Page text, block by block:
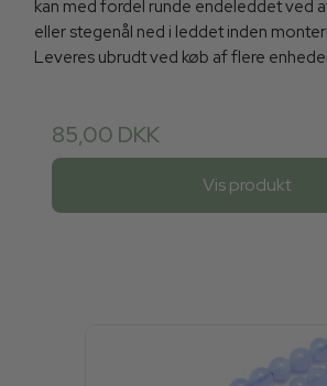
kan med fordel runde endeleddet ved
eller stegenål ned i leddet inden
Leveres ubrudt ved køb af flere
85,00 DKK
Vis produkt